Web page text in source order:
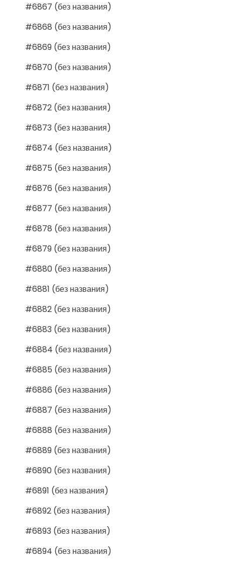
#6867 (без названия)
#6868 (без названия)
#6869 (без названия)
#6870 (без названия)
#6871 (без названия)
#6872 (без названия)
#6873 (без названия)
#6874 (без названия)
#6875 (без названия)
#6876 (без названия)
#6877 (без названия)
#6878 (без названия)
#6879 (без названия)
#6880 (без названия)
#6881 (без названия)
#6882 (без названия)
#6883 (без названия)
#6884 (без названия)
#6885 (без названия)
#6886 (без названия)
#6887 (без названия)
#6888 (без названия)
#6889 (без названия)
#6890 (без названия)
#6891 (без названия)
#6892 (без названия)
#6893 (без названия)
#6894 (без названия)